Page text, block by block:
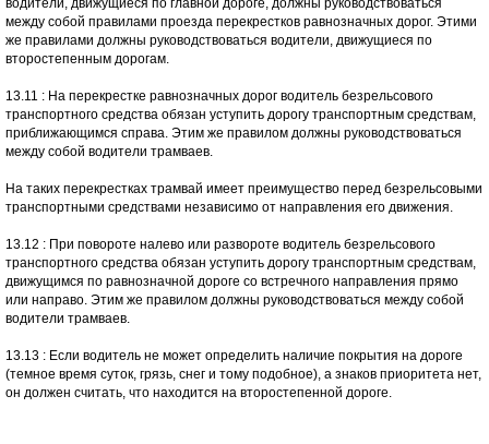
водители, движущиеся по главной дороге, должны руководствоваться
между собой правилами проезда перекрестков равнозначных дорог. Этими
же правилами должны руководствоваться водители, движущиеся по
второстепенным дорогам.
13.11 : На перекрестке равнозначных дорог водитель безрельсового
транспортного средства обязан уступить дорогу транспортным средствам,
приближающимся справа. Этим же правилом должны руководствоваться
между собой водители трамваев.
На таких перекрестках трамвай имеет преимущество перед безрельсовыми
транспортными средствами независимо от направления его движения.
13.12 : При повороте налево или развороте водитель безрельсового
транспортного средства обязан уступить дорогу транспортным средствам,
движущимся по равнозначной дороге со встречного направления прямо
или направо. Этим же правилом должны руководствоваться между собой
водители трамваев.
13.13 : Если водитель не может определить наличие покрытия на дороге
(темное время суток, грязь, снег и тому подобное), а знаков приоритета нет,
он должен считать, что находится на второстепенной дороге.